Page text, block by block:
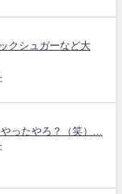
クシュガーなど大
ったやろ？（笑）...